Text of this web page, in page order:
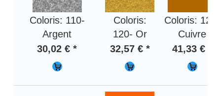
Coloris: 110-
Argent
30,02 € *
Coloris:
120- Or
32,57 € *
Coloris: 125-
Cuivre
41,33 € *